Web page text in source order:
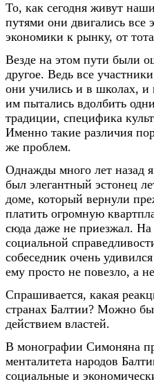
То, как сегодня живут
путями они двигались все
экономики к рынку, от
Везде на этом пути были
другое. Ведь все
они учились и в школах, и
им пытались вдолбить
традиции, специфика
Именно такие различия
же проблем.
Однажды много лет назад
был элегантный эстонец
доме, который вернули
платить огромную
сюда даже не приезжал. На
социальной
собеседник очень
ему просто не повезло, а
Спрашивается, какая
странах Балтии? Можно
действием властей.
В монографии Симоняна
менталитета народов
социальные и